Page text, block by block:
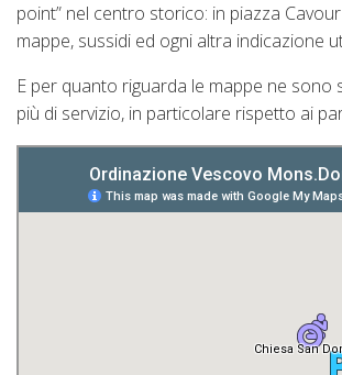
point” nel centro storico: in piazza
mappe, sussidi ed ogni altra indicazione
E per quanto riguarda le mappe ne sono
più di servizio, in particolare rispetto ai